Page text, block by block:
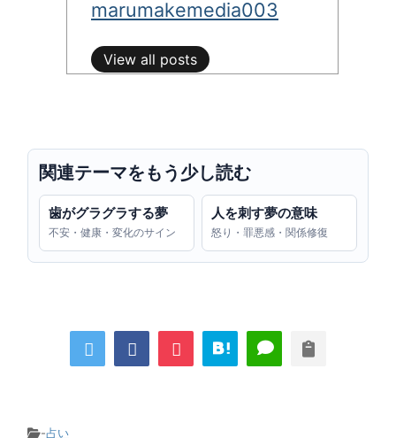
marumakemedia003
View all posts
関連テーマをもう少し読む
歯がグラグラする夢
不安・健康・変化のサイン
人を刺す夢の意味
怒り・罪悪感・関係修復
-占い